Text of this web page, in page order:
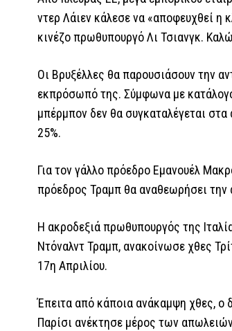
ντερ Λάιεν κάλεσε να «αποφευχθεί η
κινέζο πρωθυπουργό Λι Τσιανγκ.
Οι Βρυξέλλες θα παρουσιάσουν την
εκπρόσωπό της. Σύμφωνα με
μπέρμπον δεν θα συγκαταλέγεται
25%.
Για τον γάλλο πρόεδρο Εμανουέλ
πρόεδρος Τραμπ θα αναθεωρήσει την
Η ακροδεξιά πρωθυπουργός της
Ντόναλντ Τραμπ, ανακοίνωσε χθες
17η Απριλίου.
Έπειτα από κάποια ανάκαμψη χθες, ο
Παρίσι ανέκτησε μέρος των